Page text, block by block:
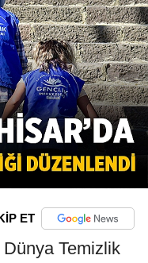
ET
Temizlik